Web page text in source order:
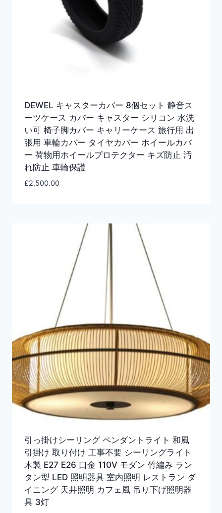
DEWEL キャスターカバー 8個セット 静音ス
ーツケース カバー キャスター シリコン 水洗
い可 椅子脚カバー キャリーケース 旅行用 出
張用 車輪カバー タイヤカバー ホイールカバ
ー 荷物用ホイールプロテクター キズ防止 汚
れ防止 車輪保護
£2,500.00
引っ掛けシーリング ペンダントライト 和風
引掛け 取り付け 工事不要 シーリングライト
木製 E27 E26 口金 110V モダン 竹編み ラン
タン型 LED 照明器具 室内照明 レストラン ダ
イニング 天井照明 カフェ風 吊り下げ照明器
具 3灯